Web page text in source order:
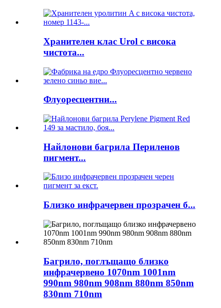
Хранителен клас Urol с висока
чистота...
Флуоресцентни...
Найлонови багрила Периленов
пигмент...
Близко инфрачервен прозрачен б...
Багрило, поглъщащо близко
инфрачервено 1070nm 1001nm
990nm 980nm 908nm 880nm 850nm
830nm 710nm